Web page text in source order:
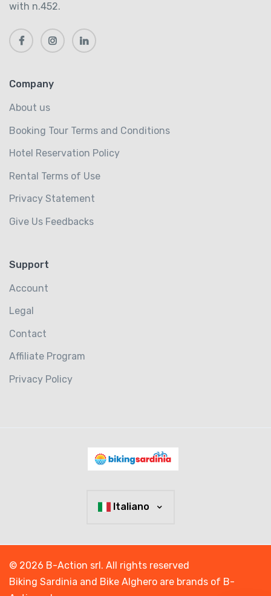
with n.452.
Company
About us
Booking Tour Terms and Conditions
Hotel Reservation Policy
Rental Terms of Use
Privacy Statement
Give Us Feedbacks
Support
Account
Legal
Contact
Affiliate Program
Privacy Policy
Italiano
© 2026 B-Action srl. All rights reserved
Biking Sardinia and Bike Alghero are brands of B-